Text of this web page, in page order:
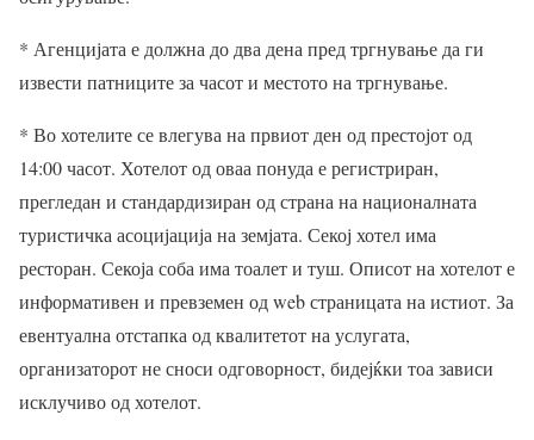
* Агенцијата е должна до два дена пред тргнување да ги
извести патниците за часот и местото на тргнување.
* Во хотелите се влегува на првиот ден од престојот од
14:00 часот. Хотелот од оваа понуда е регистриран,
прегледан и стандардизиран од страна на националната
туристичка асоцијација на земјата. Секој хотел има
ресторан. Секоја соба има тоалет и туш. Описот на хотелот е
информативен и превземен од web страницата на истиот. За
евентуална отстапка од квалитетот на услугата,
организаторот не сноси одговорност, бидејќки тоа зависи
исклучиво од хотелот.